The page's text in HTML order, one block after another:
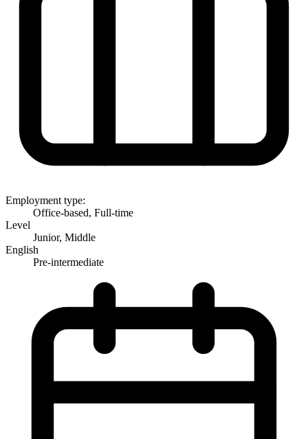
Employment type:
Office-based, Full-time
Level
Junior, Middle
English
Pre-intermediate